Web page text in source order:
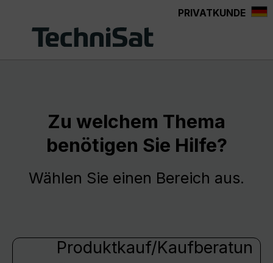
PRIVATKUNDE
Zu welchem Thema
benötigen Sie Hilfe?
Wählen Sie einen Bereich aus.
Produktkauf/Kaufberatun